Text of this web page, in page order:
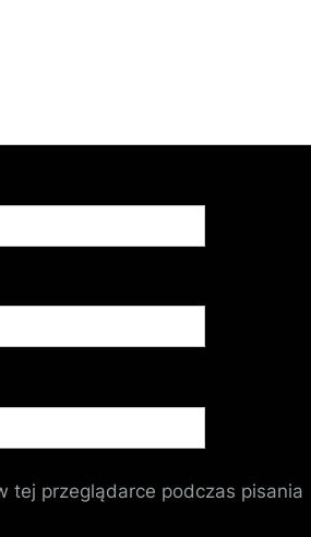
tej przeglądarce podczas pisania